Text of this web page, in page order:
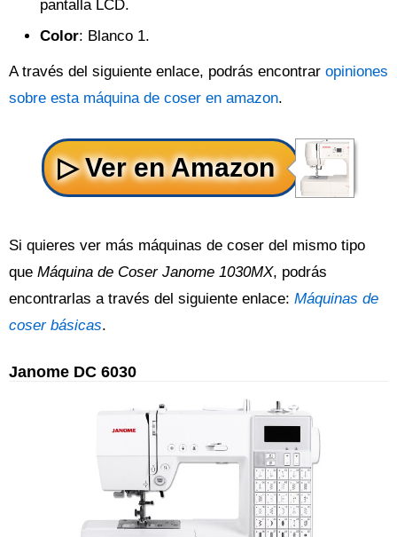
pantalla LCD.
Color: Blanco 1.
A través del siguiente enlace, podrás encontrar opiniones
sobre esta máquina de coser en amazon.
Si quieres ver más máquinas de coser del mismo tipo
que Máquina de Coser Janome 1030MX, podrás
encontrarlas a través del siguiente enlace: Máquinas de
coser básicas.
Janome DC 6030